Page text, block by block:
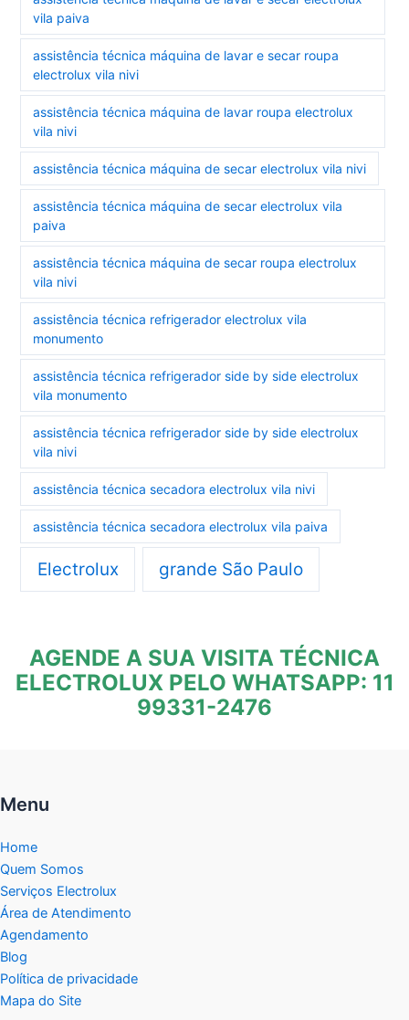
vila paiva
assistência técnica máquina de lavar e secar roupa
electrolux vila nivi
assistência técnica máquina de lavar roupa electrolux
vila nivi
assistência técnica máquina de secar electrolux vila nivi
assistência técnica máquina de secar electrolux vila
paiva
assistência técnica máquina de secar roupa electrolux
vila nivi
assistência técnica refrigerador electrolux vila
monumento
assistência técnica refrigerador side by side electrolux
vila monumento
assistência técnica refrigerador side by side electrolux
vila nivi
assistência técnica secadora electrolux vila nivi
assistência técnica secadora electrolux vila paiva
Electrolux grande São Paulo
AGENDE A SUA VISITA TÉCNICA
ELECTROLUX PELO WHATSAPP: 11
99331-2476
Menu
Home
Quem Somos
Serviços Electrolux
Área de Atendimento
Agendamento
Blog
Política de privacidade
Mapa do Site